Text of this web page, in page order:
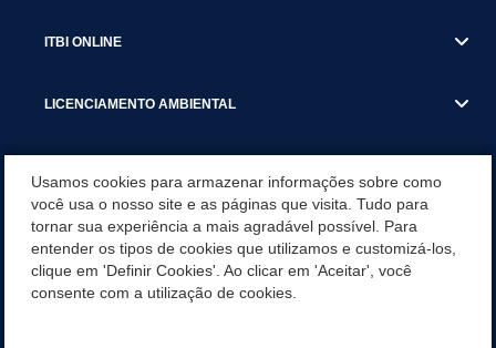
ITBI ONLINE
LICENCIAMENTO AMBIENTAL
SERVIÇOS
SERVIÇOS DO DEPARTAMENTO DE RECEITA MUNICIPAL
Usamos cookies para armazenar informações sobre como
você usa o nosso site e as páginas que visita. Tudo para
tornar sua experiência a mais agradável possível. Para
entender os tipos de cookies que utilizamos e customizá-los,
clique em 'Definir Cookies'. Ao clicar em 'Aceitar', você
consente com a utilização de cookies.